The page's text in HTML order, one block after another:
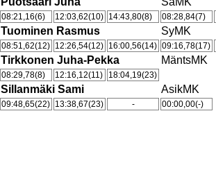
08:21,16(6) 12:03,62(10) 14:43,80(8) 08:28,84(7)
Tuominen Rasmus SyMK
08:51,62(12) 12:26,54(12) 16:00,56(14) 09:16,78(17)
Tirkkonen Juha-Pekka MäntsMK
08:29,78(8) 12:16,12(11) 18:04,19(23)
Sillanmäki Sami AsikMK
09:48,65(22) 13:38,67(23) - 00:00,00(-)